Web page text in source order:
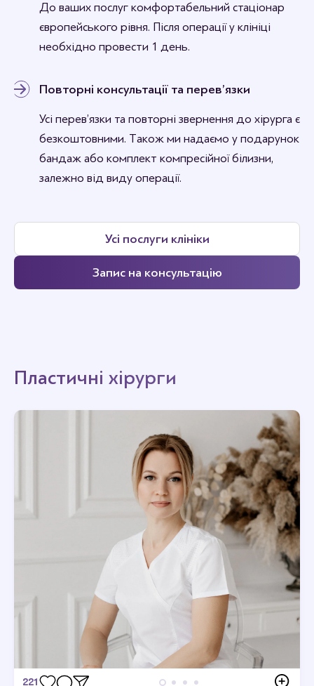
До ваших послуг комфортабельний стаціонар
європейського рівня. Після операції у клініці
необхідно провести 1 день.
Повторні консультації та перев’язки
Усі перев’язки та повторні звернення до хірурга є
безкоштовними. Також ми надаємо у подарунок
бандаж або комплект компресійної білизни,
залежно від виду операції.
Усі послуги клініки
Запис на консультацію
Пластичні хірурги
221